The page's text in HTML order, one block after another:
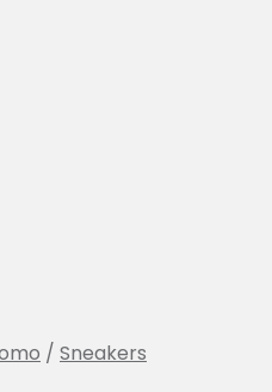
/ Sneakers